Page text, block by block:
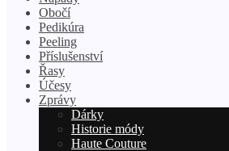
Obočí
Pedikúra
Peeling
Příslušenství
Řasy
Účesy
Zprávy
Dárky
Historie módy
Haute Couture